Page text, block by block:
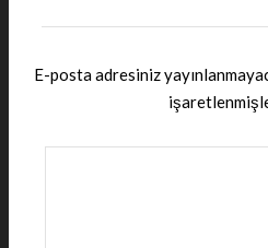
E-posta adresiniz